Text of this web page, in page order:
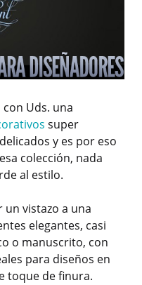
Uds. una
super
y es por eso
colección, nada
al estilo.
un vistazo a una
elegantes, casi
o manuscrito, con
para diseños en
toque de finura.